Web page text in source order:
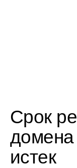
Срок
домена
истек